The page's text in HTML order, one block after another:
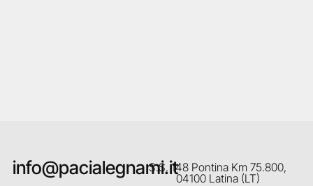
info@pacialegnami.itS.S. 148 Pontina Km 75.800,
04100 Latina (LT)